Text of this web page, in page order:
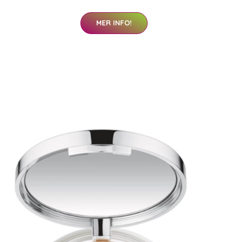
MER INFO!